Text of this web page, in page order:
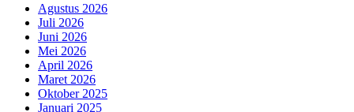
Agustus 2026
Juli 2026
Juni 2026
Mei 2026
April 2026
Maret 2026
Oktober 2025
Januari 2025